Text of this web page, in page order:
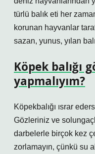
türlü balık eti her
korunan hayvanlar
sazan, yunus, yılan
Köpek balığı
yapmalıyım?
Köpekbalığı ısrar
Gözleriniz ve
darbelerle birçok kez
zorlamayın, çünkü su